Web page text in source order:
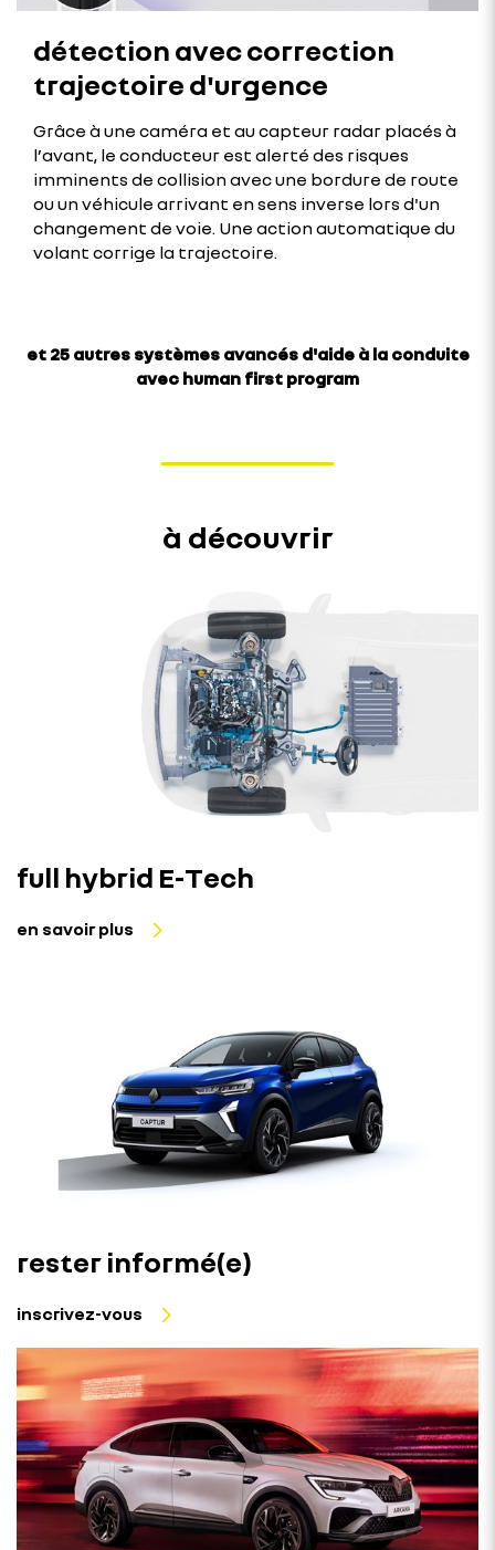
détection avec correction
trajectoire d'urgence
Grâce à une caméra et au capteur radar placés à
l’avant, le conducteur est alerté des risques
imminents de collision avec une bordure de route
ou un véhicule arrivant en sens inverse lors d'un
changement de voie. Une action automatique du
volant corrige la trajectoire.
et 25 autres systèmes avancés d'aide à la conduite
avec human first program
à découvrir
full hybrid E-Tech
en savoir plus
rester informé(e)
inscrivez-vous